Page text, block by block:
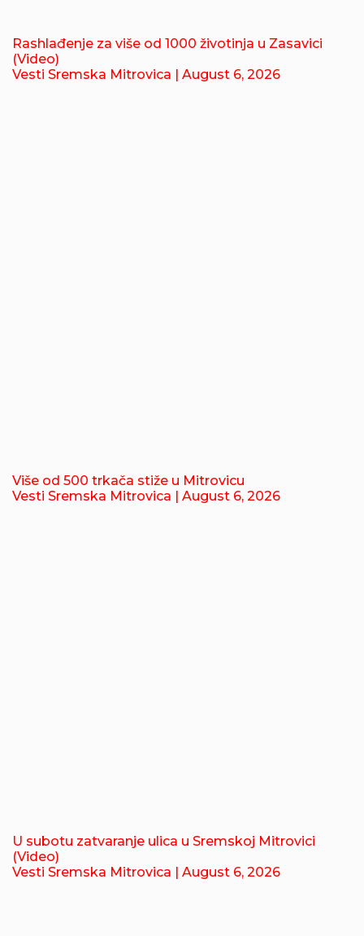
Rashlađenje za više od 1000 životinja u Zasavici
(Video)
Vesti Sremska Mitrovica | August 6, 2026
Više od 500 trkača stiže u Mitrovicu
Vesti Sremska Mitrovica | August 6, 2026
U subotu zatvaranje ulica u Sremskoj Mitrovici
(Video)
Vesti Sremska Mitrovica | August 6, 2026